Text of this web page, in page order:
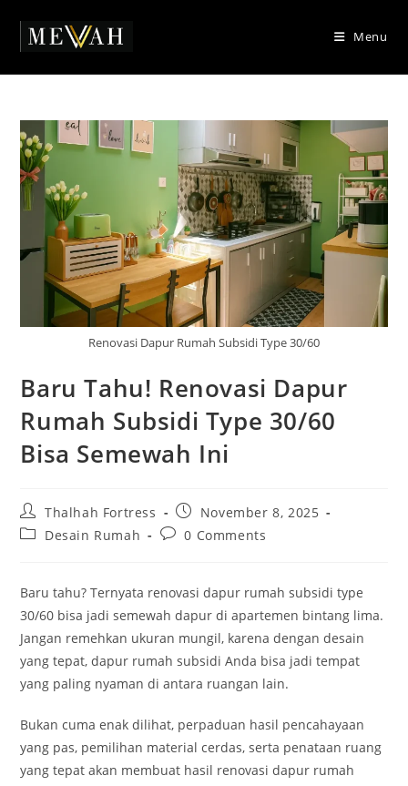
content
Menu
Renovasi Dapur Rumah Subsidi Type 30/60
Baru Tahu! Renovasi Dapur
Rumah Subsidi Type 30/60
Bisa Semewah Ini
Post
author:
Thalhah Fortress
Post
published:
November 8, 2025
PostDesain Rumah
Post0 Comments
Baru tahu? Ternyata renovasi dapur rumah subsidi type
30/60 bisa jadi semewah dapur di apartemen bintang lima.
Jangan remehkan ukuran mungil, karena dengan desain
yang tepat, dapur rumah subsidi Anda bisa jadi tempat
yang paling nyaman di antara ruangan lain.
Bukan cuma enak dilihat, perpaduan hasil pencahayaan
yang pas, pemilihan material cerdas, serta penataan ruang
yang tepat akan membuat hasil renovasi dapur rumah